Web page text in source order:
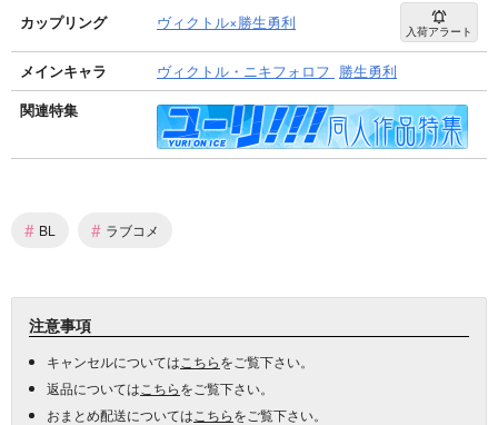
カップリング ヴィクトル×勝生勇利 入荷アラート
メインキャラ ヴィクトル・ニキフォロフ 勝生勇利
関連特集
# BL # ラブコメ
注意事項
キャンセルについては こちらをご覧下さい。
返品については こちらをご覧下さい。
おまとめ配送については こちらをご覧下さい。